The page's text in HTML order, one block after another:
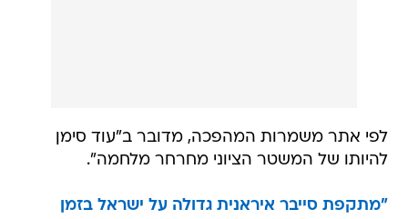
לפי אתר משמרות המהפכה, מדובר ב"עוד סימן
להיותו של המשטר הציוני מחרחר מלחמה".
"מתקפת סייבר איראנית גדולה על ישראל בזמן